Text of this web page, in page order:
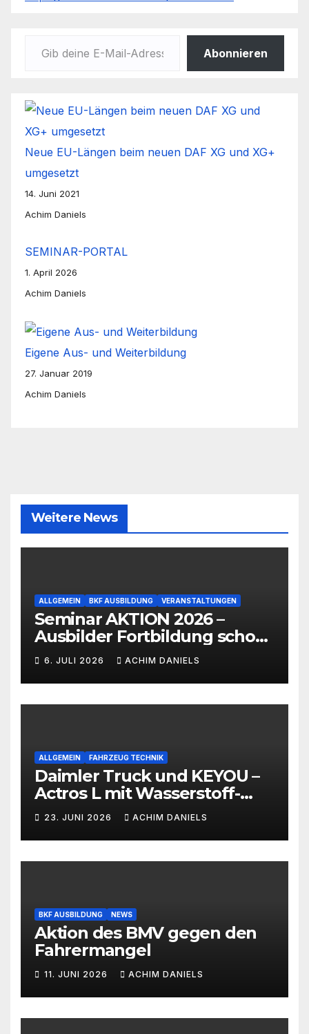
Abonnieren
Neue EU-Längen beim neuen DAF XG und XG+
umgesetzt
14. Juni 2021
Achim Daniels
SEMINAR-PORTAL
1. April 2026
Achim Daniels
Eigene Aus- und Weiterbildung
27. Januar 2019
Achim Daniels
Weitere News
ALLGEMEIN BKF AUSBILDUNG VERANSTALTUNGEN
Seminar AKTION 2026 –
Ausbilder Fortbildung schon
ab 399€!!!
6. JULI 2026 ACHIM DANIELS
ALLGEMEIN FAHRZEUG TECHNIK
Daimler Truck und KEYOU –
Actros L mit Wasserstoff-
Verbrennermotor
23. JUNI 2026 ACHIM DANIELS
BKF AUSBILDUNG NEWS
Aktion des BMV gegen den
Fahrermangel
11. JUNI 2026 ACHIM DANIELS